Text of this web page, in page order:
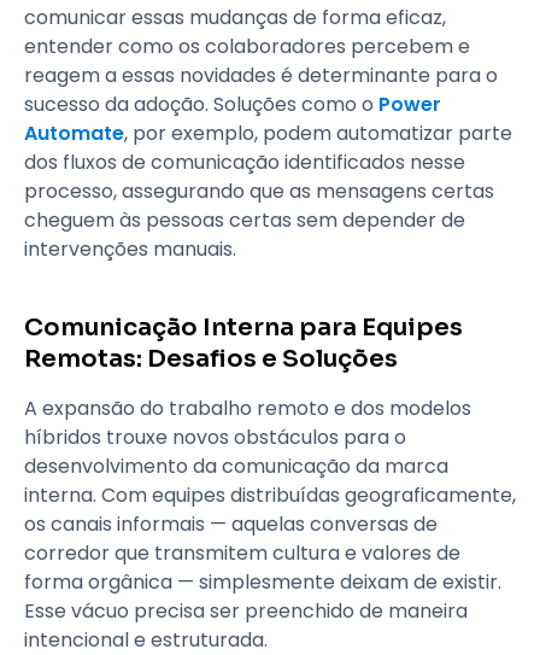
comunicar essas mudanças de forma eficaz,
entender como os colaboradores percebem e
reagem a essas novidades é determinante para o
sucesso da adoção. Soluções como o Power
Automate, por exemplo, podem automatizar parte
dos fluxos de comunicação identificados nesse
processo, assegurando que as mensagens certas
cheguem às pessoas certas sem depender de
intervenções manuais.
Comunicação Interna para Equipes
Remotas: Desafios e Soluções
A expansão do trabalho remoto e dos modelos
híbridos trouxe novos obstáculos para o
desenvolvimento da comunicação da marca
interna. Com equipes distribuídas geograficamente,
os canais informais — aquelas conversas de
corredor que transmitem cultura e valores de
forma orgânica — simplesmente deixam de existir.
Esse vácuo precisa ser preenchido de maneira
intencional e estruturada.